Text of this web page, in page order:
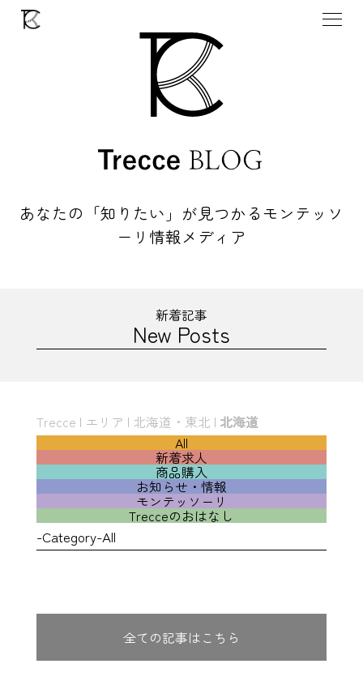
あなたの「知りたい」が見つかるモンテッソ
ーリ情報メディア
新着記事
New Posts
Trecce | エリア | 北海道・東北 | 北海道
All
新着求人
商品購入
お知らせ・情報
モンテッソーリ
Trecceのおはなし
-Category-All
全ての記事はこちら